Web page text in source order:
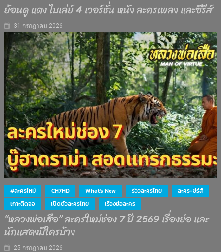
ย้อนดู แดง ไบเล่ย์ 4 เวอร์ชั่น หนัง ละครเพลง และซีรีส์
31 กรกฎาคม 2026
#ละครใหม่ CH7HD What's New รีวิวละครไทย
ละคร-ซีรีส์
เกาะติดจอ
เปิดตัวละครไทย เรื่องย่อละคร
“หลวงพ่อเสือ” ละครใหม่ช่อง 7 ปี 2569 เรื่องย่อ และ
นักแสดงมีใครบ้าง
25 กรกฎาคม 2026